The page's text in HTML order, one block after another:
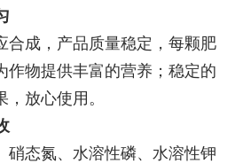
合成，产品质量稳定，每颗肥
作物提供丰富的营养；稳定的
放心使用。
硝态氮、水溶性磷、水溶性钾